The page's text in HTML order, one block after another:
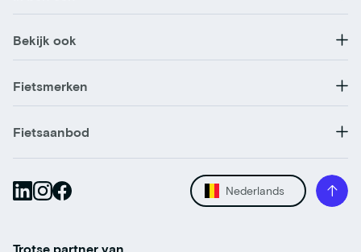
Bekijk ook
Fietsmerken
Fietsaanbod
Nederlands
Trotse partner van